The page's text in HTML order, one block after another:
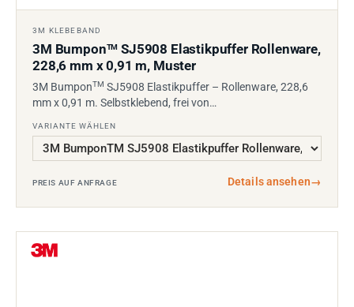
3M KLEBEBAND
3M BumponTM SJ5908 Elastikpuffer Rollenware,
228,6 mm x 0,91 m, Muster
3M BumponTM SJ5908 Elastikpuffer – Rollenware, 228,6
mm x 0,91 m. Selbstklebend, frei von…
VARIANTE WÄHLEN
PREIS AUF ANFRAGE Details ansehen→